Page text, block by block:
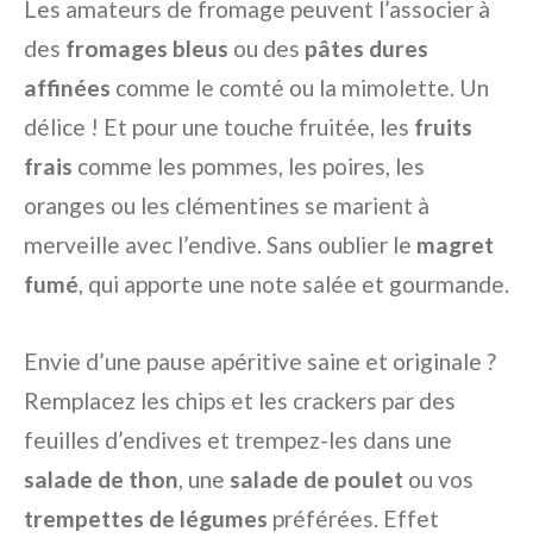
Les amateurs de fromage peuvent l’associer à
des fromages bleus ou des pâtes dures
affinées comme le comté ou la mimolette. Un
délice ! Et pour une touche fruitée, les fruits
frais comme les pommes, les poires, les
oranges ou les clémentines se marient à
merveille avec l’endive. Sans oublier le magret
fumé, qui apporte une note salée et gourmande.
Envie d’une pause apéritive saine et originale ?
Remplacez les chips et les crackers par des
feuilles d’endives et trempez-les dans une
salade de thon, une salade de poulet ou vos
trempettes de légumes préférées. Effet